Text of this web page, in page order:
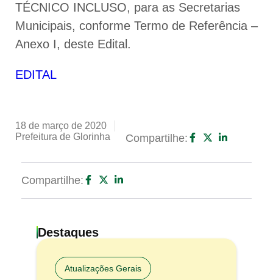
TÉCNICO INCLUSO, para as Secretarias
Municipais, conforme Termo de Referência –
Anexo I, deste Edital.
EDITAL
18 de março de 2020
Prefeitura de Glorinha
Compartilhe:
Compartilhe:
Destaques
Atualizações Gerais